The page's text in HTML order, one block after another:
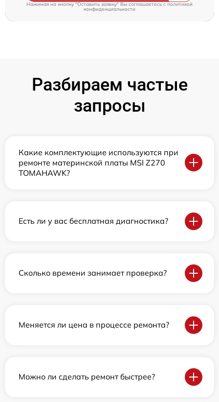
Нажимая на кнопку "Оставить заявку" Вы соглашаетесь cполитикой
конфиденциальности
Разбираем частые
запросы
Какие комплектующие используются при
ремонте материнской платы MSI Z270
TOMAHAWK?
Есть ли у вас бесплатная диагностика?
Сколько времени занимает проверка?
Меняется ли цена в процессе ремонта?
Можно ли сделать ремонт быстрее?